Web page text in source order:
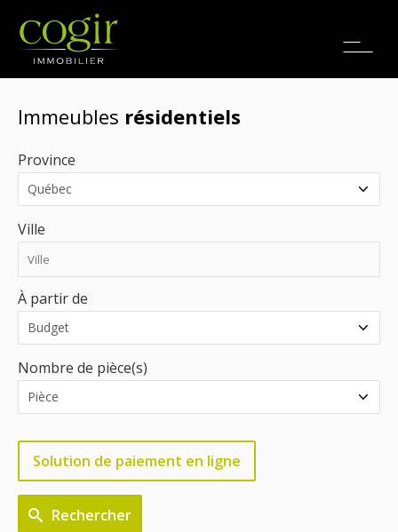
Emplois
Immeubles résidentiels
Province
Ville
À partir de
Nombre de pièce(s)
Solution de paiement en ligne
Rechercher